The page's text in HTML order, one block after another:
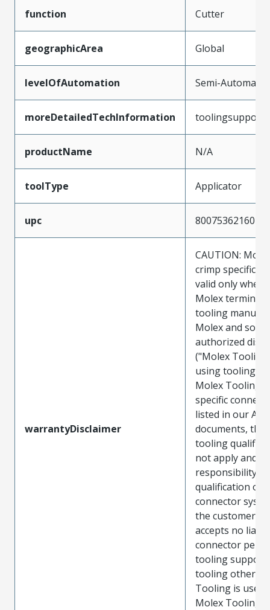
function Cutter
geographicArea Global
levelOfAutomation Semi-Automatic
moreDetailedTechInformation
productName N/A
toolType Applicator
upc 800753621602
warrantyDisclaimer
CAUTION:
crimp
valid only when
Molex
tooling
Molex and sold
authorized
("Molex
using tooling
Molex Tooling
specific
listed in our ATS
documents, the
tooling
not apply and
responsibility
qualification of
connector
the customer.
accepts no
connector
tooling support
tooling other
Tooling is used
Molex Tooling